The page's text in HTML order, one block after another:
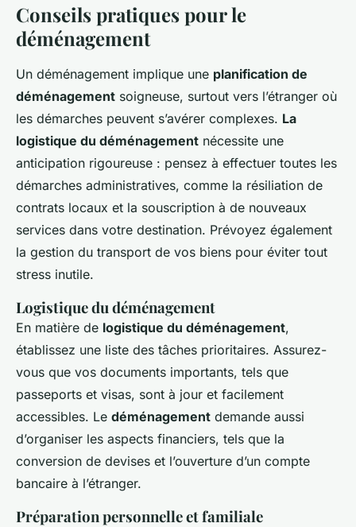
Conseils pratiques pour le
déménagement
Un déménagement implique une planification de
déménagement soigneuse, surtout vers l’étranger où
les démarches peuvent s’avérer complexes. La
logistique du déménagement nécessite une
anticipation rigoureuse : pensez à effectuer toutes les
démarches administratives, comme la résiliation de
contrats locaux et la souscription à de nouveaux
services dans votre destination. Prévoyez également
la gestion du transport de vos biens pour éviter tout
stress inutile.
Logistique du déménagement
En matière de logistique du déménagement,
établissez une liste des tâches prioritaires. Assurez-
vous que vos documents importants, tels que
passeports et visas, sont à jour et facilement
accessibles. Le déménagement demande aussi
d’organiser les aspects financiers, tels que la
conversion de devises et l’ouverture d’un compte
bancaire à l’étranger.
Préparation personnelle et familiale